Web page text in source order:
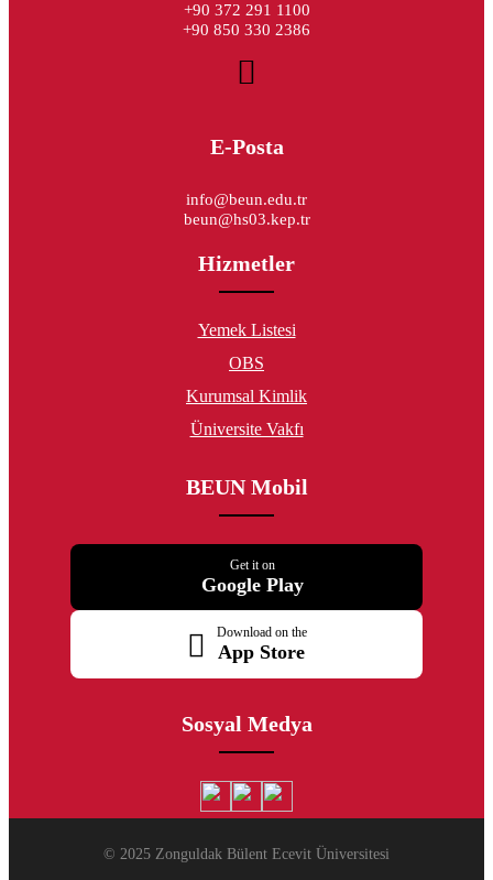
+90 372 291 1100
+90 850 330 2386
E-Posta
info@beun.edu.tr
beun@hs03.kep.tr
Hizmetler
Yemek Listesi
OBS
Kurumsal Kimlik
Üniversite Vakfı
BEUN Mobil
Get it on
Google Play
Download on the
App Store
Sosyal Medya
© 2025 Zonguldak Bülent Ecevit Üniversitesi